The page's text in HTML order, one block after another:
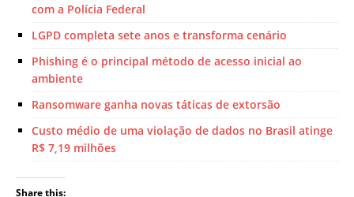
com a Polícia Federal
LGPD completa sete anos e transforma cenário
Phishing é o principal método de acesso inicial ao
ambiente
Ransomware ganha novas táticas de extorsão
Custo médio de uma violação de dados no Brasil atinge
R$ 7,19 milhões
Share this: